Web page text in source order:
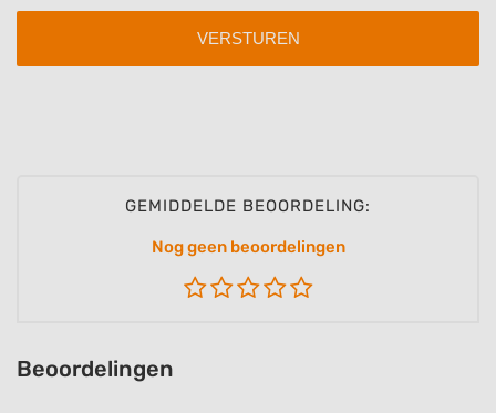
GEMIDDELDE BEOORDELING:
Nog geen beoordelingen
Beoordelingen
Non-IAB processing purposes: